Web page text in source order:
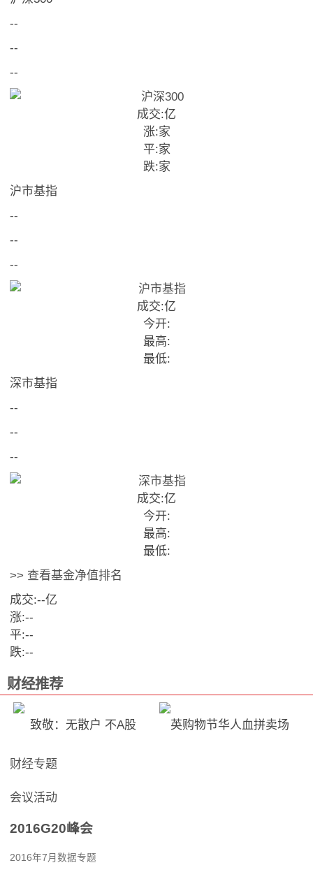
--
--
--
成交:亿
涨:家
平:家
跌:家
沪市基指
--
--
--
成交:亿
今开:
最高:
最低:
深市基指
--
--
--
成交:亿
今开:
最高:
最低:
>> 查看基金净值排名
成交:--亿
涨:--
平:--
跌:--
财经推荐
致敬：无散户 不A股 英购物节华人血拼卖场
财经专题
会议活动
2016G20峰会
2016年7月数据专题